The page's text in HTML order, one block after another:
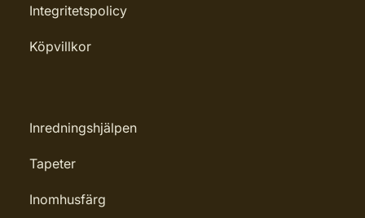
Integritetspolicy
Köpvillkor
Inredningshjälpen
Tapeter
Inomhusfärg